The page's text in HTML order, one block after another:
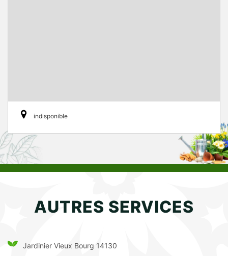
indisponible
AUTRES SERVICES
Jardinier Vieux Bourg 14130